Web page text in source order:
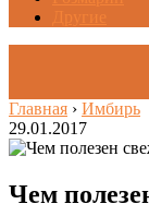
Главная › Имбирь
29.01.2017
Чем